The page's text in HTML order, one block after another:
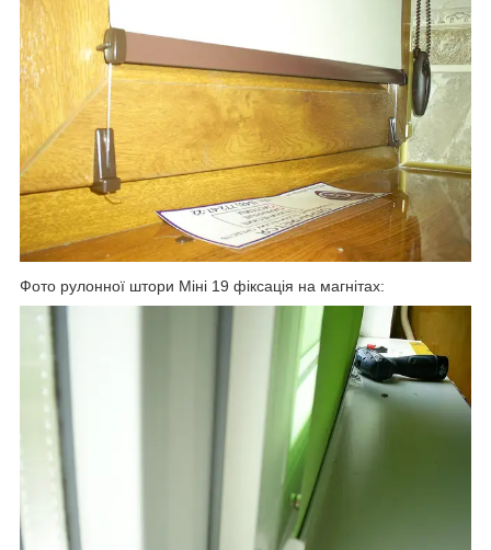
Фото рулонної штори Міні 19 фіксація на магнітах: